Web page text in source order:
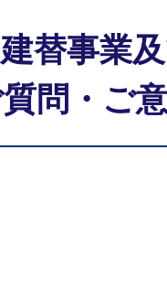
替事業
問・ご